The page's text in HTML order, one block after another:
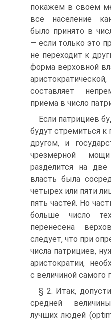
покажем в своем
все население
было принято в
— если только это
не переходит к
форма верховной
составляет
приема в число
Если патрициев
будут стремиться к
другом, и
чрезмерной
разделится на
власть была
четырех или пяти
пять частей. Но
больше число
перенесена
следует, что при
числа патрициев,
аристократии,
с величиной самого
§ 2. Итак,
средней
лучших людей